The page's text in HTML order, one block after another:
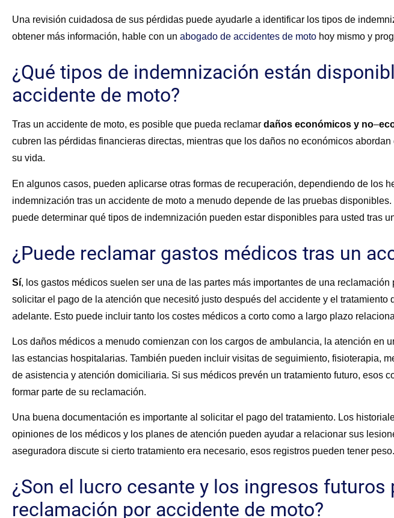
Una revisión cuidadosa de sus pérdidas puede ayudarle a identificar los tipos de
obtener más información, hable con un abogado de accidentes de moto hoy mismo y
¿Qué tipos de indemnización están
accidente de moto?
Tras un accidente de moto, es posible que pueda reclamar daños económicos y no–
cubren las pérdidas financieras directas, mientras que los daños no económicos
su vida.
En algunos casos, pueden aplicarse otras formas de recuperación, dependiendo de los
indemnización tras un accidente de moto a menudo depende de las pruebas
puede determinar qué tipos de indemnización pueden estar disponibles para usted tras
¿Puede reclamar gastos médicos tras un
Sí, los gastos médicos suelen ser una de las partes más importantes de una
solicitar el pago de la atención que necesitó justo después del accidente y el tratamiento
adelante. Esto puede incluir tanto los costes médicos a corto como a largo plazo
Los daños médicos a menudo comienzan con los cargos de ambulancia, la atención en
las estancias hospitalarias. También pueden incluir visitas de seguimiento, fisioterapia,
de asistencia y atención domiciliaria. Si sus médicos prevén un tratamiento futuro, esos
formar parte de su reclamación.
Una buena documentación es importante al solicitar el pago del tratamiento. Los
opiniones de los médicos y los planes de atención pueden ayudar a relacionar sus
aseguradora discute si cierto tratamiento era necesario, esos registros pueden tener peso.
¿Son el lucro cesante y los ingresos futuros
reclamación por accidente de moto?